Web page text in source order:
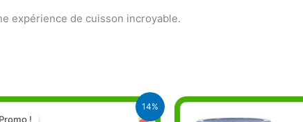
expérience de cuisson incroyable.
14%
Promo !
Promo !
Le
Le